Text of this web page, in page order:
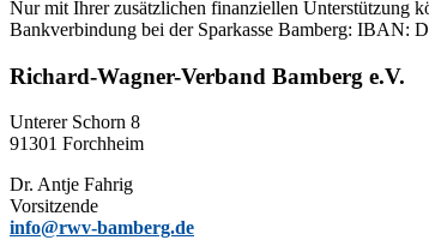
Nur mit Ih­rer zu­sätz­li­chen fi­nan­zi­el­len Un­ter­stüt­zung
Bank­ver­bin­dung bei der Spar­kas­se Bam­berg:
Richard-Wagner-Verband Bamberg e.V.
Un­te­rer Schorn 8
91301 Forchheim
Dr. Ant­je Fahrig
Vorsitzende
info@rwv-bamberg.de